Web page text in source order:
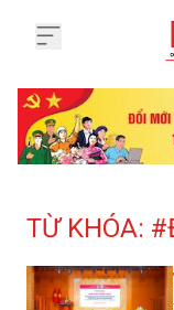
TỪ KHÓA: